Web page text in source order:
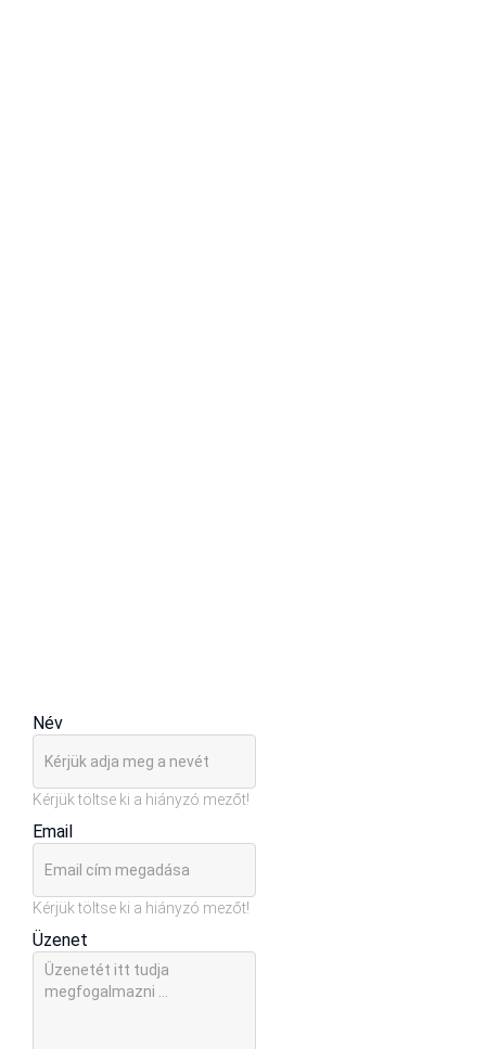
Név
Kérjük töltse ki a hiányzó mezőt!
Email
Kérjük töltse ki a hiányzó mezőt!
Üzenet